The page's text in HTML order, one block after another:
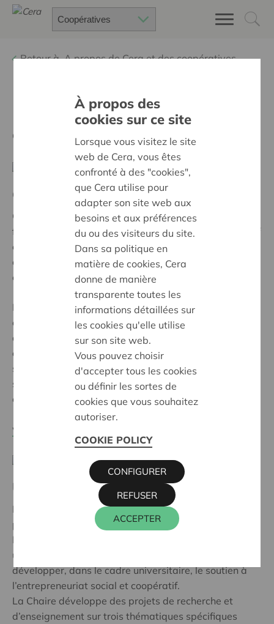
Retour àA propos de Cera et des coopératives
Nos partenaires
Cera a de nombreux partenaires coopératifs, tels que :
Crédal
Crédal est une coopérative qui propose, en Belgique
francophone du placement éthique, du crédit alternatif
et de l’accompagnement de projets : Crédal réalise du
conseil en économie sociale et accompagne des
entrepreneurs qui souhaitent créer leur activité.
Do it Coop est un partenariat entre Crédal et Cera. Les
coopératives Crédal et Cera unissent leurs forces afin
de renforcer les compétences de l’écosystème
coopératif en Belgique francophone. Différents outils
sont proposés en vue de sensibiliser, stimuler,
structurer, accompagner et développer vos projets
coopératifs (existants ou en devenir).
www.credal.be/do-it-coop
Université de Liège
Fondée en 2000, la Chaire Cera est le fruit d’un
partenariat entre le Centre d’Economie Sociale (HEC
Liège) et la coopérative Cera. La Chaire Cera poursuit
une mission essentielle, celle d’inscrire et de
développer, dans le cadre universitaire, le soutien à
l’entrepreneuriat social et coopératif.
La Chaire développe des projets de recherche et
d’enseignement sur trois thématiques spécifiques
À propos des
cookies sur ce site
Lorsque vous visitez le site
web de Cera, vous êtes
confronté à des "cookies",
que Cera utilise pour
adapter son site web aux
besoins et aux préférences
du ou des visiteurs du site.
Dans sa politique en
matière de cookies, Cera
donne de manière
transparente toutes les
informations détaillées sur
les cookies qu'elle utilise
sur son site web.
Vous pouvez choisir
d'accepter tous les cookies
ou définir les sortes de
cookies que vous souhaitez
autoriser.
COOKIE POLICY
ACCEPTER
REFUSER
CONFIGURER